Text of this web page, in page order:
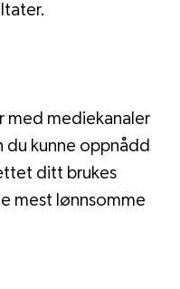
med mediekanaler
du kunne oppnådd
ditt brukes
mest lønnsomme